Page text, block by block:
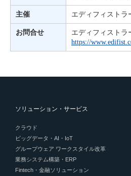
主催 エディフィストラ
お問合せ
エディフィストラ
https://
ソリューション・サービス
クラウド
ビッグデータ・AI・IoT
グループウェア ワークスタイル改革
業務システム構築・ERP
Fintech・金融ソリューション